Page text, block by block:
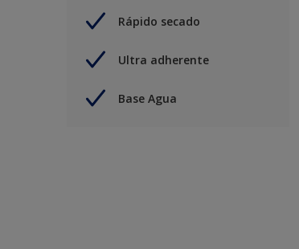
Rápido secado
Ultra adherente
Base Agua